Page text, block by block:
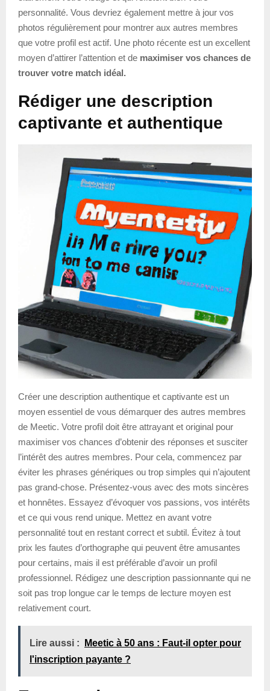
personnalité. Vous devriez également mettre à jour vos
photos régulièrement pour montrer aux autres membres
que votre profil est actif. Une photo récente est un excellent
moyen d’attirer l’attention et de maximiser vos chances de
trouver votre match idéal.
Rédiger une description
captivante et authentique
Créer une description authentique et captivante est un
moyen essentiel de vous démarquer des autres membres
de Meetic. Votre profil doit être attrayant et original pour
maximiser vos chances d’obtenir des réponses et susciter
l’intérêt des autres membres. Pour cela, commencez par
éviter les phrases génériques ou trop simples qui n’ajoutent
pas grand-chose. Présentez-vous avec des mots sincères
et honnêtes. Essayez d’évoquer vos passions, vos intérêts
et ce qui vous rend unique. Mettez en avant votre
personnalité tout en restant correct et subtil. Évitez à tout
prix les fautes d’orthographe qui peuvent être amusantes
pour certains, mais il est préférable d’avoir un profil
professionnel. Rédigez une description passionnante qui ne
soit pas trop longue car le temps de lecture moyen est
relativement court.
Lire aussi :
Meetic à 50 ans : Faut-il opter pour
l'inscription payante ?